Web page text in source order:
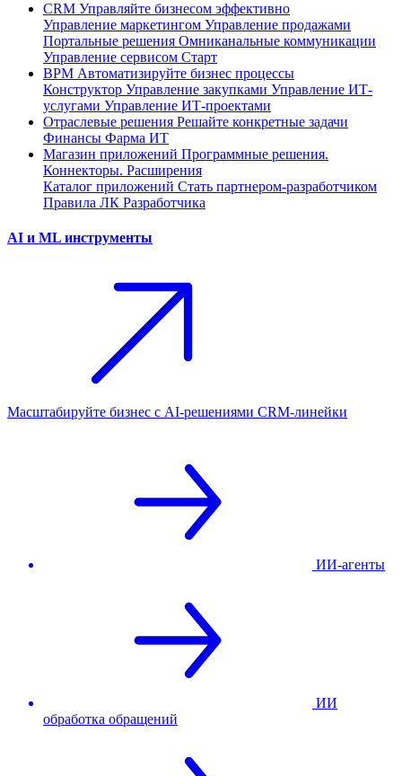
CRM Управляйте бизнесом эффективно
Управление маркетингом Управление продажами
Портальные решения Омниканальные коммуникации
Управление сервисом Старт
BPM Автоматизируйте бизнес процессы
Конструктор Управление закупками Управление ИТ-
услугами Управление ИТ-проектами
Отраслевые решения Решайте конкретные задачи
Финансы Фарма ИТ
Магазин приложений Программные решения.
Коннекторы. Расширения
Каталог приложений Стать партнером-разработчиком
Правила ЛК Разработчика
AI и ML инструменты
Масштабируйте бизнес с AI‑решениями CRM‑линейки
ИИ-агенты
ИИ
обработка обращений